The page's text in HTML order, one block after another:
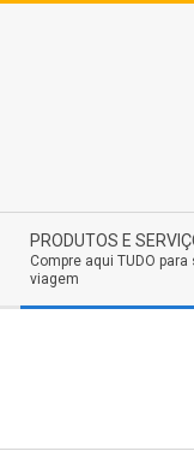
Navigation
Menu
PRODUTOS E
Compre aqui TUDO para
viagem